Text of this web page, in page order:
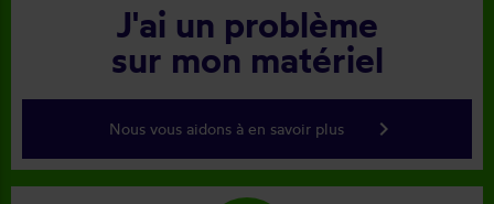
J'ai un problème
sur mon matériel
Nous vous aidons à en savoir plus keyboard_arrow_right